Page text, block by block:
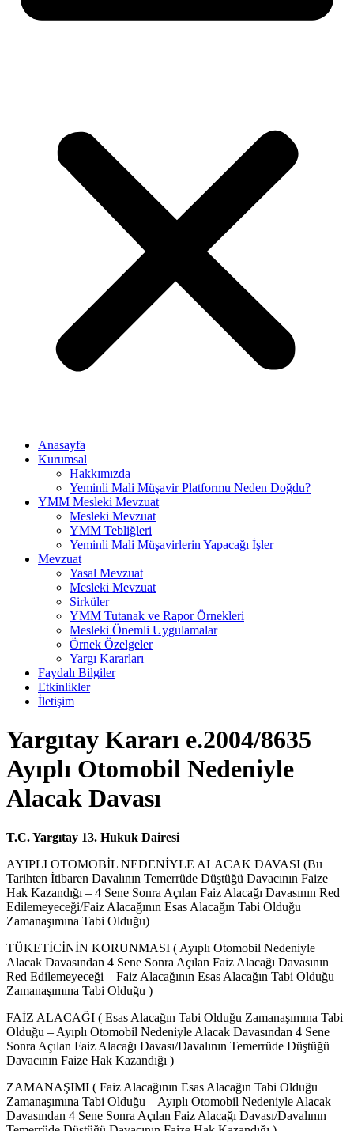
Anasayfa
Kurumsal
Hakkımızda
Yeminli Mali Müşavir Platformu Neden Doğdu?
YMM Mesleki Mevzuat
Mesleki Mevzuat
YMM Tebliğleri
Yeminli Mali Müşavirlerin Yapacağı İşler
Mevzuat
Yasal Mevzuat
Mesleki Mevzuat
Sirküler
YMM Tutanak ve Rapor Örnekleri
Mesleki Önemli Uygulamalar
Örnek Özelgeler
Yargı Kararları
Faydalı Bilgiler
Etkinlikler
İletişim
Yargıtay Kararı e.2004/8635
Ayıplı Otomobil Nedeniyle
Alacak Davası
T.C. Yargıtay 13. Hukuk Dairesi
AYIPLI OTOMOBİL NEDENİYLE ALACAK DAVASI (Bu
Tarihten İtibaren Davalının Temerrüde Düştüğü Davacının Faize
Hak Kazandığı – 4 Sene Sonra Açılan Faiz Alacağı Davasının Red
Edilemeyeceği/Faiz Alacağının Esas Alacağın Tabi Olduğu
Zamanaşımına Tabi Olduğu)
TÜKETİCİNİN KORUNMASI ( Ayıplı Otomobil Nedeniyle
Alacak Davasından 4 Sene Sonra Açılan Faiz Alacağı Davasının
Red Edilemeyeceği – Faiz Alacağının Esas Alacağın Tabi Olduğu
Zamanaşımına Tabi Olduğu )
FAİZ ALACAĞI ( Esas Alacağın Tabi Olduğu Zamanaşımına Tabi
Olduğu – Ayıplı Otomobil Nedeniyle Alacak Davasından 4 Sene
Sonra Açılan Faiz Alacağı Davası/Davalının Temerrüde Düştüğü
Davacının Faize Hak Kazandığı )
ZAMANAŞIMI ( Faiz Alacağının Esas Alacağın Tabi Olduğu
Zamanaşımına Tabi Olduğu – Ayıplı Otomobil Nedeniyle Alacak
Davasından 4 Sene Sonra Açılan Faiz Alacağı Davası/Davalının